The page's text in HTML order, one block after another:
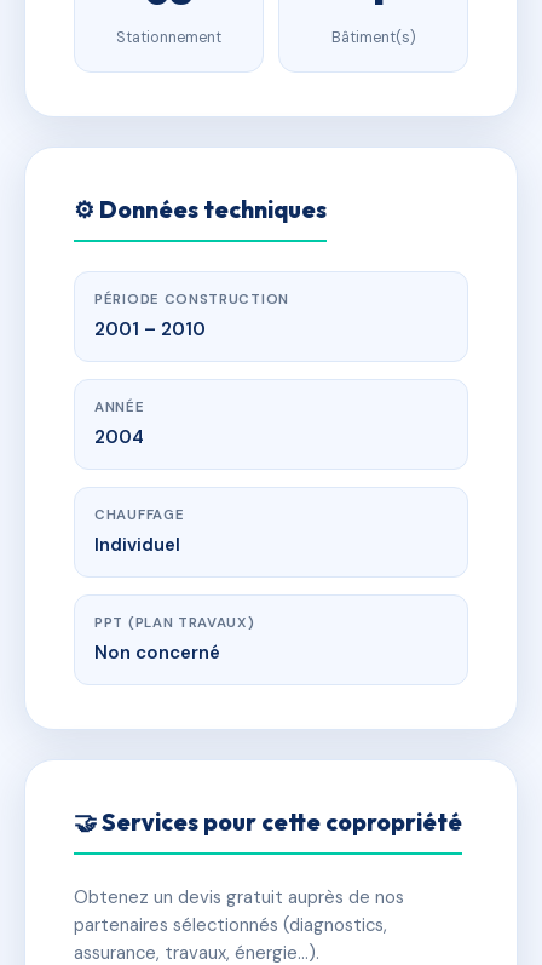
Stationnement Bâtiment(s)
⚙️ Données techniques
PÉRIODE CONSTRUCTION
2001 – 2010
ANNÉE
2004
CHAUFFAGE
Individuel
PPT (PLAN TRAVAUX)
Non concerné
🤝 Services pour cette copropriété
Obtenez un devis gratuit auprès de nos
partenaires sélectionnés (diagnostics,
assurance, travaux, énergie…).